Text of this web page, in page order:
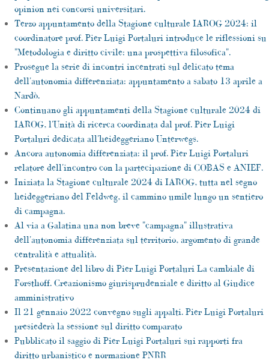
opinion nei concorsi universitari.
Terzo appuntamento della Stagione culturale IAROG 2024: il
coordinatore prof. Pier Luigi Portaluri introduce le riflessioni su
"Metodologia e diritto civile: una prospettiva filosofica".
Prosegue la serie di incontri incentrati sul delicato tema
dell'autonomia differenziata: appuntamento a sabato 13 aprile a
Nardò.
Continuano gli appuntamenti della Stagione culturale 2024 di
IAROG, l'Unità di ricerca coordinata dal prof. Pier Luigi
Portaluri dedicata all'heideggeriano Unterwegs.
Ancora autonomia differenziata: il prof. Pier Luigi Portaluri
relatore dell'incontro con la partecipazione di COBAS e ANIEF.
Iniziata la Stagione culturale 2024 di IAROG, tutta nel segno
heideggeriano del Feldweg, il cammino umile lungo un sentiero
di campagna.
Al via a Galatina una non breve "campagna" illustrativa
dell'autonomia differenziata sul territorio, argomento di grande
centralità e attualità.
Presentazione del libro di Pier Luigi Portaluri La cambiale di
Forsthoff. Creazionismo giurisprudenziale e diritto al Giudice
amministrativo
Il 21 gennaio 2022 convegno sugli appalti. Pier Luigi Portaluri
presiederà la sessione sul diritto comparato
Pubblicato il saggio di Pier Luigi Portaluri sui rapporti fra
diritto urbanistico e normazione PNRR